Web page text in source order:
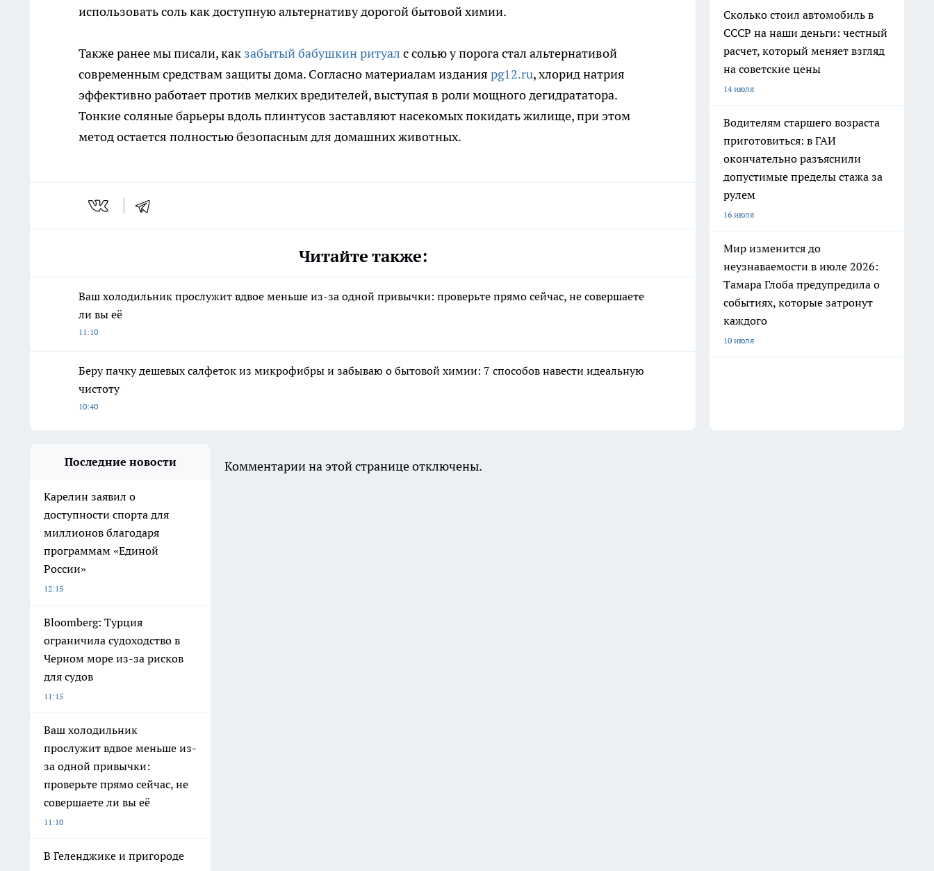
использовать соль как доступную альтернативу дорогой бытовой химии.
Также ранее мы писали, как забытый бабушкин ритуал с солью у порога стал альтернативой
современным средствам защиты дома. Согласно материалам издания pg12.ru, хлорид натрия
эффективно работает против мелких вредителей, выступая в роли мощного дегидрататора.
Тонкие соляные барьеры вдоль плинтусов заставляют насекомых покидать жилище, при этом
метод остается полностью безопасным для домашних животных.
Читайте также:
Ваш холодильник прослужит вдвое меньше из-за одной привычки: проверьте прямо сейчас, не совершаете
ли вы её
11:10
Беру пачку дешевых салфеток из микрофибры и забываю о бытовой химии: 7 способов навести идеальную
чистоту
10:40
Сколько стоил автомобиль в
СССР на наши деньги: честный
расчет, который меняет взгляд
на советские цены
14 июля
Водителям старшего возраста
приготовиться: в ГАИ
окончательно разъяснили
допустимые пределы стажа за
рулем
16 июля
Мир изменится до
неузнаваемости в июле 2026:
Тамара Глоба предупредила о
событиях, которые затронут
каждого
10 июля
Последние новости
Карелин заявил о
доступности спорта для
миллионов благодаря
программам «Единой
России»
12:15
Bloomberg: Турция
ограничила судоходство в
Черном море из-за рисков
для судов
11:15
Ваш холодильник
прослужит вдвое меньше из-
за одной привычки:
проверьте прямо сейчас, не
совершаете ли вы её
11:10
В Геленджике и пригороде
Комментарии на этой странице отключены.